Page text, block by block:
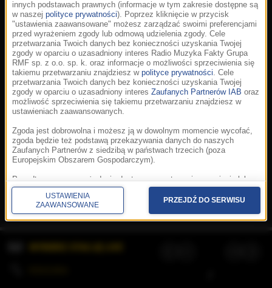
Korzystanie z portalu oznacza akceptację
Prywatność.Aplikacje.© 2026 Radio Muzyka
Fakty Grupa RMF sp. z o.o. sp. k.
innych podstawach prawnych (informacje w tym zakresie dostępne są
w naszej polityce prywatności). Poprzez kliknięcie w przycisk
"ustawienia zaawansowane" możesz zarządzać swoimi preferencjami
przed wyrażeniem zgody lub odmową udzielenia zgody. Cele
przetwarzania Twoich danych bez konieczności uzyskania Twojej
zgody w oparciu o uzasadniony interes Radio Muzyka Fakty Grupa
RMF sp. z o.o. sp. k. oraz informacje o możliwości sprzeciwienia się
takiemu przetwarzaniu znajdziesz w polityce prywatności. Cele
przetwarzania Twoich danych bez konieczności uzyskania Twojej
zgody w oparciu o uzasadniony interes Zaufanych Partnerów IAB oraz
możliwość sprzeciwienia się takiemu przetwarzaniu znajdziesz w
ustawieniach zaawansowanych.
Zgoda jest dobrowolna i możesz ją w dowolnym momencie wycofać,
zgoda będzie też podstawą przekazywania danych do naszych
Zaufanych Partnerów z siedzibą w państwach trzecich (poza
Europejskim Obszarem Gospodarczym).
Ponadto masz prawo żądania dostępu, sprostowania, usunięcia lub
ograniczenia przetwarzania danych, a także złożenia skargi do
Prezesa Urzędu Ochrony Danych Osobowych. W polityce prywatności
znajdziesz informacje jak wykonać swoje prawa. Szczegółowe
informacje na temat przetwarzania Twoich danych znajdują się w
USTAWIENIA
ZAAWANSOWANE
PRZEJDŹ DO SERWISU